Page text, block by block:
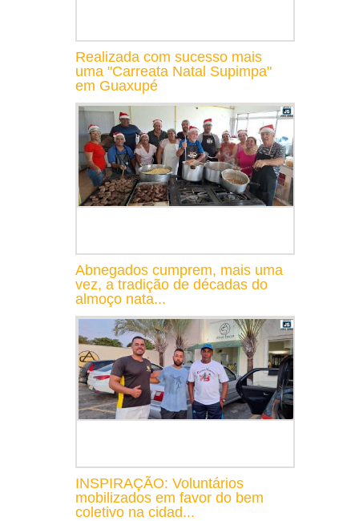
Realizada com sucesso mais
uma "Carreata Natal Supimpa"
em Guaxupé
Abnegados cumprem, mais uma
vez, a tradição de décadas do
almoço nata...
INSPIRAÇÃO: Voluntários
mobilizados em favor do bem
coletivo na cidad...